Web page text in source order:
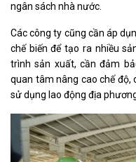
ngân sách nhà nước.
Các công ty cũng cần áp
chế biến để tạo ra nhiều
trình sản xuất, cần đảm
quan tâm nâng cao chế độ,
sử dụng lao động địa